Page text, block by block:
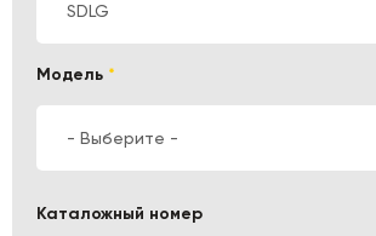
SDLG
Модель *
- Выберите -
Каталожный номер